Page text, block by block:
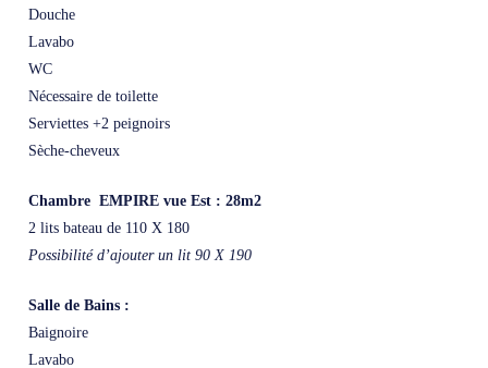
Douche
Lavabo
WC
Nécessaire de toilette
Serviettes +2 peignoirs
Sèche-cheveux
Chambre EMPIRE vue Est : 28m2
2 lits bateau de 110 X 180
Possibilité d’ajouter un lit 90 X 190
Salle de Bains :
Baignoire
Lavabo